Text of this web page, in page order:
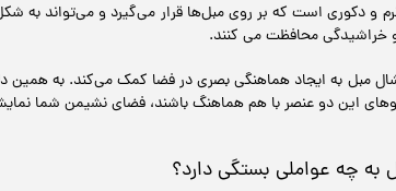
و دکوری است که بر روی مبل‌ها قرار می‌گیرد و می‌تواند به
محافظت می کنند.
مبل به ایجاد هماهنگی بصری در فضا کمک می‌کند. به همین
این دو عنصر با هم هماهنگ باشند، فضای نشیمن شما
چه عواملی بستگی دارد؟